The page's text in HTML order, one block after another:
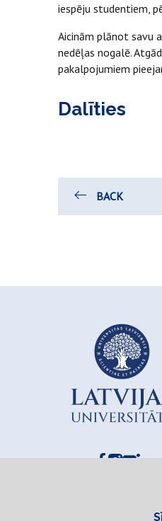
iespēju studentiem,
Aicinām plānot savu
nedēļas nogalē.
pakalpojumiem
Dalīties
BACK